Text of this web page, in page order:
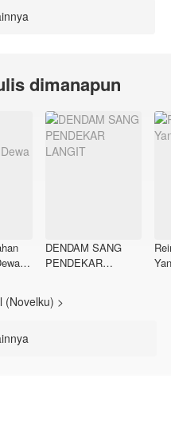
dimanapun
DENDAM SANG
PENDEKAR
(Novelku) >